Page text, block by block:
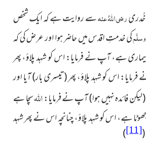
رضی اللہُ عنہسے روایت ہے کہ ایک شخص
کی خدمتِ اقدس میں حاضر ہوا اور عرض کی کہ
ہے، آپ نے فرمایا: اس کو شہد پلاؤ، پھر
اس کو شہد پلاؤ، پھر(تیسری بار)آیا اور
(لیکن فائدہ نہیں ہوا)آپ نے فرمایا:اللہسچا ہے
ہے، اس کو شہد پلاؤ، چنانچہ اس نے پھر شہد
(
[11]
)